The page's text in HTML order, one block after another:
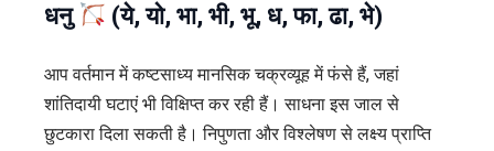
धनु (ये, यो, भा, भी, भू, ध, फा, ढा, भे)
आप वर्तमान में कष्टसाध्य मानसिक चक्रव्यूह में फंसे हैं, जहां
शांतिदायी घटाएं भी विक्षिप्त कर रही हैं। साधना इस जाल से
छुटकारा दिला सकती है। निपुणता और विश्लेषण से लक्ष्य प्राप्ति